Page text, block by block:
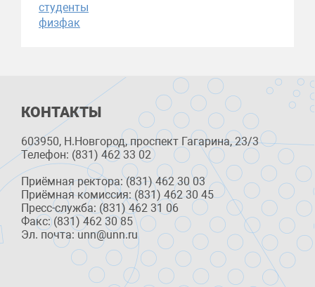
студенты
физфак
КОНТАКТЫ
603950, Н.Новгород, проспект Гагарина, 23/3
Телефон: (831) 462 33 02
Приёмная ректора: (831) 462 30 03
Приёмная комиссия: (831) 462 30 45
Пресс-служба: (831) 462 31 06
Факс: (831) 462 30 85
Эл. почта: unn@unn.ru